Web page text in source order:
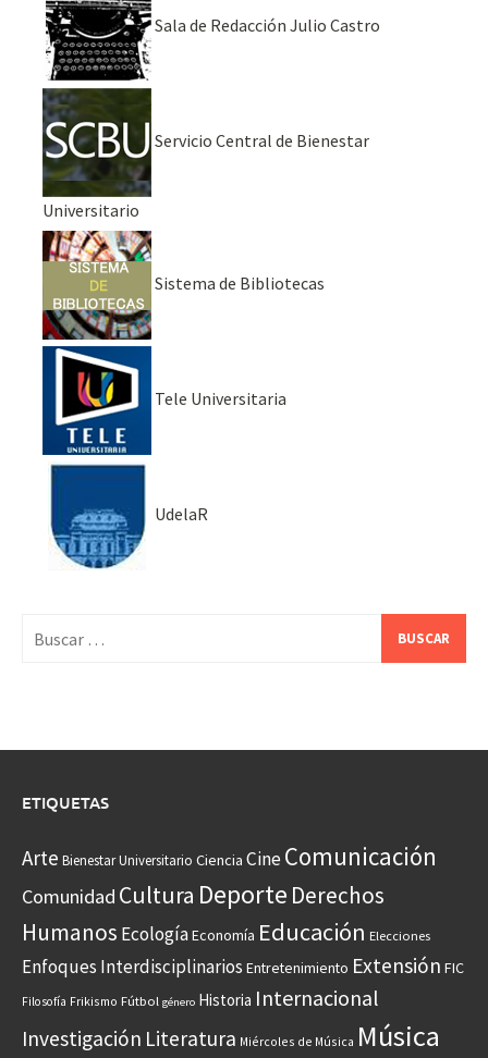
Sala de Redacción Julio Castro
Servicio Central de Bienestar
Universitario
Sistema de Bibliotecas
Tele Universitaria
UdelaR
ETIQUETAS
Arte Bienestar Universitario Ciencia CineComunicación
Comunidad Cultura Deporte Derechos
Humanos EcologíaEconomía Educación Elecciones
Enfoques Interdisciplinarios Entretenimiento Extensión FIC
Filosofía Frikismo Fútbol género Historia Internacional
Investigación Literatura Miércoles de Música Música